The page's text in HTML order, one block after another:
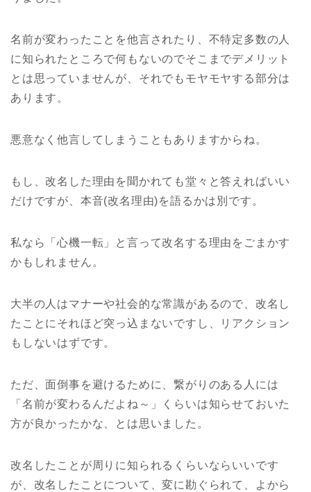
名前が変わったことを他言されたり、不特定多数の人
に知られたところで何もないのでそこまでデメリット
とは思っていませんが、それでもモヤモヤする部分は
あります。
悪意なく他言してしまうこともありますからね。
もし、改名した理由を聞かれても堂々と答えればいい
だけですが、本音(改名理由)を語るかは別です。
私なら「心機一転」と言って改名する理由をごまかす
かもしれません。
大半の人はマナーや社会的な常識があるので、改名し
たことにそれほど突っ込まないですし、リアクション
もしないはずです。
ただ、面倒事を避けるために、繋がりのある人には
「名前が変わるんだよね～」くらいは知らせておいた
方が良かったかな、とは思いました。
改名したことが周りに知られるくらいならいいです
が、改名したことについて、変に勘ぐられて、よから